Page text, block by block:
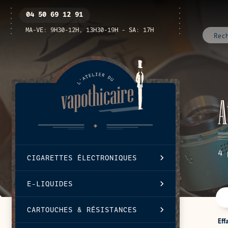
contenu
04 50 69 12 91
MA-VE: 9H30-12H, 13H30-19H - SA: 17H
CIGARETTES ÉLECTRONIQUES
E-LIQUIDES
CARTOUCHES & RÉSISTANCES
fermer
4